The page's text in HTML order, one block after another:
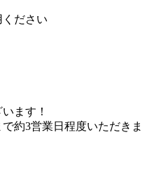
ださい
ます！
約3営業日程度いただきま